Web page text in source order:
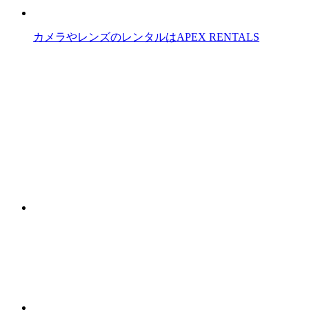
カメラやレンズのレンタルはAPEX RENTALS